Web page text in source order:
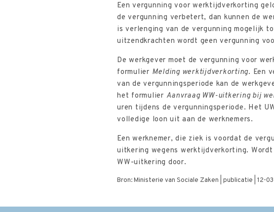
Een vergunning voor werktijdverkorting
de vergunning verbetert, dan kunnen de
is verlenging van de vergunning mogelijk
uitzendkrachten wordt geen vergunning
De werkgever moet de vergunning voor
formulier Melding werktijdverkorting. Een
van de vergunningsperiode kan de
het formulier Aanvraag WW-uitkering bij
uren tijdens de vergunningsperiode. Het
volledige loon uit aan de werknemers.
Een werknemer, die ziek is voordat de
uitkering wegens werktijdverkorting.
WW-uitkering door.
Bron: Ministerie van Sociale Zaken | publicatie | 12-